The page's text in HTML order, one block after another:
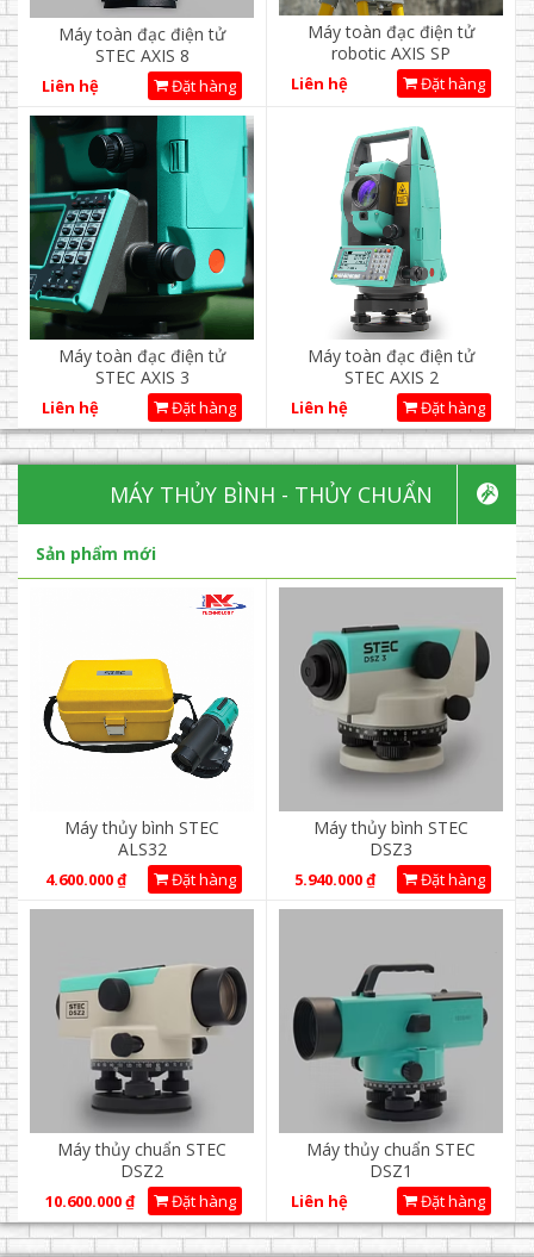
Máy toàn đạc điện tử
STEC AXIS 8
Liên hệ Đặt hàng
Máy toàn đạc điện tử
robotic AXIS SP
Liên hệ Đặt hàng
Máy toàn đạc điện tử
STEC AXIS 3
Liên hệ Đặt hàng
Máy toàn đạc điện tử
STEC AXIS 2
Liên hệ Đặt hàng
MÁY THỦY BÌNH - THỦY CHUẨN
Sản phẩm mới
Máy thủy bình STEC
ALS32
4.600.000₫ Đặt hàng
Máy thủy bình STEC
DSZ3
5.940.000₫ Đặt hàng
Máy thủy chuẩn STEC
DSZ2
10.600.000₫ Đặt hàng
Máy thủy chuẩn STEC
DSZ1
Liên hệ Đặt hàng